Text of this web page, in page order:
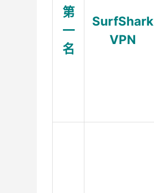
第
一
名
SurfShark
VPN